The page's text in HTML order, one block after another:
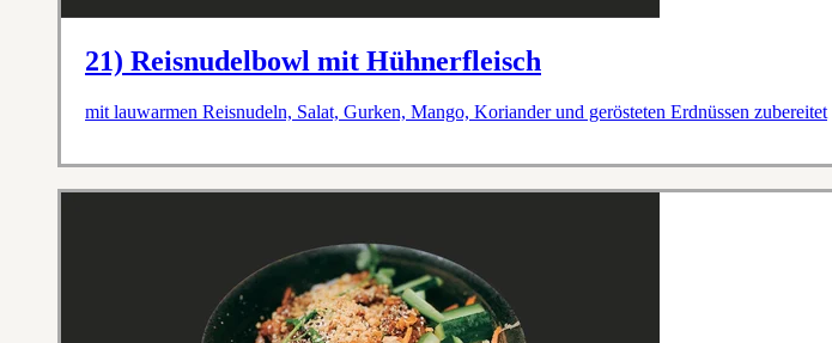
21) Reisnudelbowl mit Hühnerfleisch
mit lauwarmen Reisnudeln, Salat, Gurken, Mango, Koriander und gerösteten Erdnüssen zubereitet